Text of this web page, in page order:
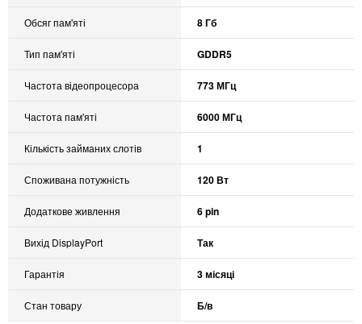
Обсяг пам'яті 8 Гб
Тип пам'яті GDDR5
Частота відеопроцесора 773 МГц
Частота пам'яті 6000 МГц
Кількість займаних слотів 1
Споживана потужність 120 Вт
Додаткове живлення 6 pin
Вихід DisplayPort Так
Гарантія 3 місяці
Стан товару Б/в